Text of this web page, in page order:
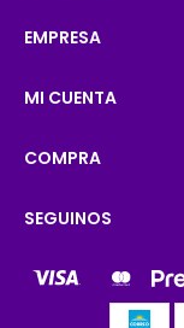
EMPRESA
MI CUENTA
COMPRA
SEGUINOS